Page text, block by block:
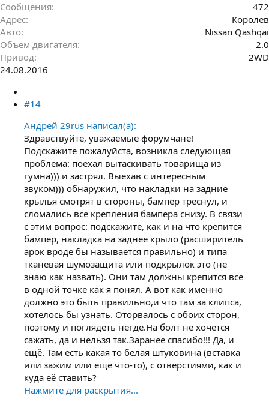
Сообщения
472
Адрес
Королев
Авто
Nissan Qashqai
Объем двигателя
2.0
Привод
2WD
24.08.2016
#14
Андрей 29rus написал(а):
Здравствуйте, уважаемые форумчане!
Подскажите пожалуйста, возникла следующая
проблема: поехал вытаскивать товарища из
гумна))) и застрял. Выехав с интересным
звуком))) обнаружил, что накладки на задние
крылья смотрят в стороны, бампер треснул, и
сломались все крепления бампера снизу. В связи
с этим вопрос: подскажите, как и на что крепится
бампер, накладка на заднее крыло (расширитель
арок вроде бы называется правильно) и типа
тканевая шумозащита или подкрылок это (не
знаю как назвать). Они там должны крепится все
в одной точке как я понял. А вот как именно
должно это быть правильно,и что там за клипса,
хотелось бы узнать. Оторвалось с обоих сторон,
поэтому и поглядеть негде.На болт не хочется
сажать, да и нельзя так.Заранее спасибо!!! Да, и
ещё. Там есть какая то белая штуковина (вставка
или зажим или ещё что-то), с отверстиями, как и
куда её ставить?
Нажмите для раскрытия...